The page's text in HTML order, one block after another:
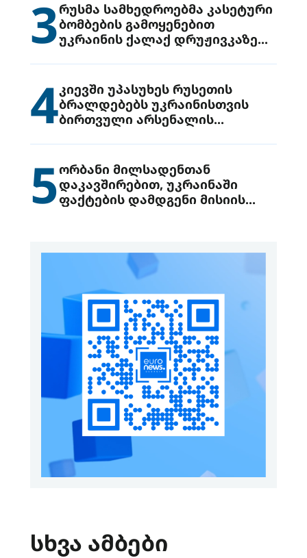
3რუსმა სამხედროებმა კასეტური
ბომბების გამოყენებით
უკრაინის ქალაქ დრუჟივკაზე
4კიევში უპასუხეს რუსეთის
ბრალდებებს უკრაინისთვის
ბირთვული არსენალის
5ორბანი მილსადენთან
დაკავშირებით, უკრაინაში
ფაქტების დამდგენი მისიის
სხვა ამბები